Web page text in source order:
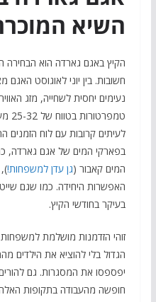
השיא
הקיץ באגם גארדה הוא הבחירה
חשובות. בין יוני לאוגוסט
נעימים יחסית לשחייה, מזג
לעיתים קרובות עם לוח הזמנים
בפארקי המים של אגם גארדה,
המים קאבור (גן עדן למשפחות!
האפשרות היחידה. כמו שגם שייט
בעיקר בחודשי הקיץ.
זוהי הזדמנות מושלמת
הגדול בלי להוציא את הילדים
יפספסו את המסגרות. גם
חופשה מהעבודה בתקופות